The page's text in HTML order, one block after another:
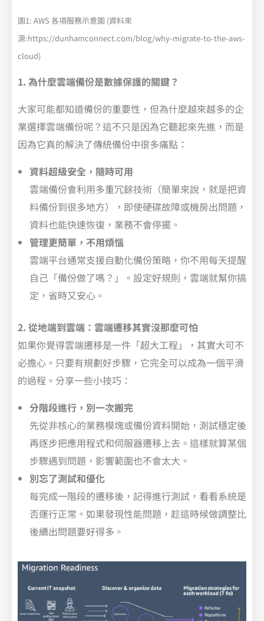
圖1: AWS 各項服務示意圖 (資料來
源:https://dunhamconnect.com/blog/why-migrate-to-the-aws-
cloud)
1. 為什麼雲端備份是數據保護的關鍵？
大家可能都知道備份的重要性，但為什麼越來越多的企
業選擇雲端備份呢？這不只是因為它聽起來先進，而是
因為它真的解決了傳統備份中很多痛點：
資料超級安全，隨時可用
雲端備份會利用多重冗餘技術（簡單來說，就是把資
料備份到很多地方），即使硬碟故障或機房出問題，
資料也能快速恢復，業務不會停擺。
管理更簡單，不用煩惱
雲端平台通常支援自動化備份策略，你不用每天提醒
自己「備份做了嗎？」。設定好規則，雲端就幫你搞
定，省時又安心。
2. 從地端到雲端：雲端遷移其實沒那麼可怕
如果你覺得雲端遷移是一件「超大工程」，其實大可不
必擔心。只要有規劃好步驟，它完全可以成為一個平滑
的過程。分享一些小技巧：
分階段進行，別一次搬完
先從非核心的業務模塊或備份資料開始，測試穩定後
再逐步把應用程式和伺服器遷移上去。這樣就算某個
步驟遇到問題，影響範圍也不會太大。
別忘了測試和優化
每完成一階段的遷移後，記得進行測試，看看系統是
否運行正常。如果發現性能問題，趁這時候做調整比
後續出問題要好得多。